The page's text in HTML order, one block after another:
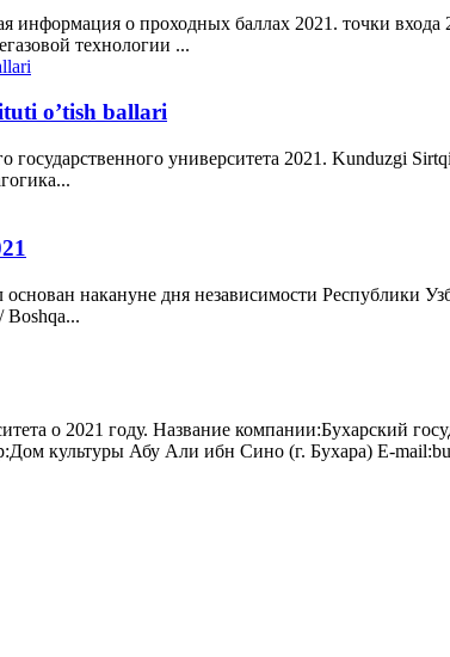
информация о проходных баллах 2021. точки
технологии ...
o’tish ballari
государственного университета 2021. Kunduzgi
накануне дня независимости Республики
Boshqa...
о 2021 году. Название компании:Бухарский
культуры Абу Али ибн Сино (г. Бухара) E-